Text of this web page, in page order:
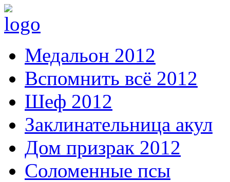
Медальон 2012
Вспомнить всё 2012
Шеф 2012
Заклинательница акул
Дом призрак 2012
Соломенные псы